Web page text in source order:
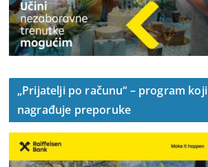
„Prijatelji po računu“ – program koji
nagrađuje preporuke